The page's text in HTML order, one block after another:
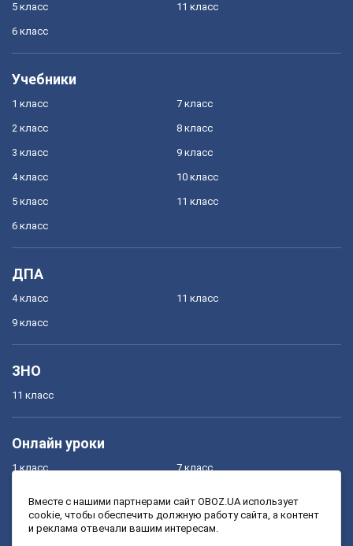
5 класс
6 класс
11 класс
Учебники
1 класс
2 класс
3 класс
4 класс
5 класс
6 класс
7 класс
8 класс
9 класс
10 класс
11 класс
ДПА
4 класс
9 класс
11 класс
ЗНО
11 класс
Онлайн уроки
1 класс
3 класс
7 класс
9 класс
Вместе с нашими партнерами сайт OBOZ.UA использует
cookie, чтобы обеспечить должную работу сайта, а контент
и реклама отвечали вашим интересам.